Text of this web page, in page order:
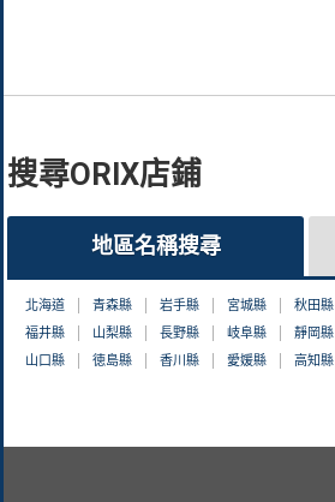
搜尋ORIX店鋪
地區名稱搜尋
北海道 青森縣 岩手縣 宮城縣 秋田縣
福井縣
山梨縣 長野縣 岐阜縣 靜岡縣
山口縣
徳島縣 香川縣 愛媛縣 高知縣